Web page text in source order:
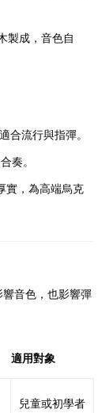
製成，音色自
合流行與指彈。
奏。
實，為高端烏克
音色，也影響彈
適用對象
兒童或初學者